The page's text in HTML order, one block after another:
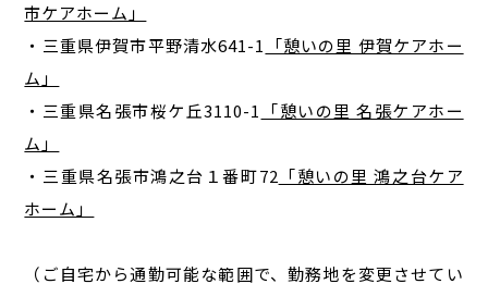
市ケアホーム」
・三重県伊賀市平野清水641-1 「憩いの里 伊賀ケアホー
ム」
・三重県名張市桜ケ丘3110-1 「憩いの里 名張ケアホー
ム」
・三重県名張市鴻之台１番町72 「憩いの里 鴻之台ケア
ホーム」
（ご自宅から通勤可能な範囲で、勤務地を変更させてい